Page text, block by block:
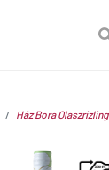
Ház Bora Olaszrizling